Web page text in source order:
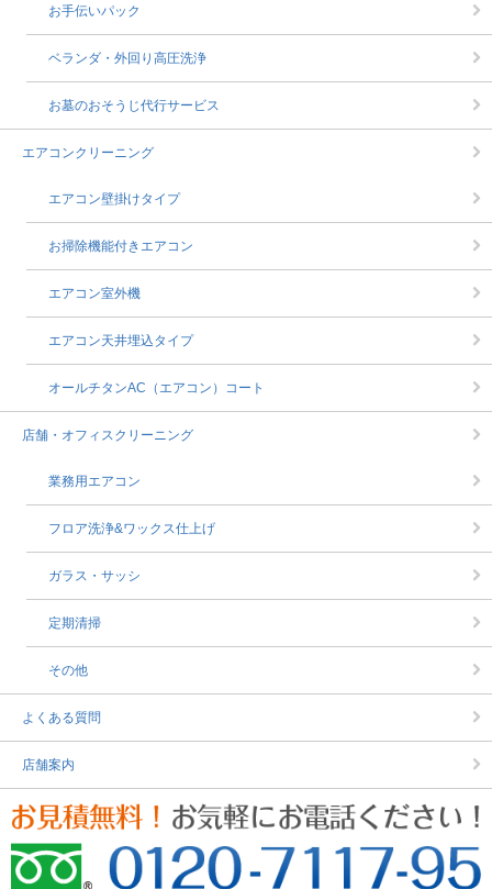
お手伝いパック
ベランダ・外回り高圧洗浄
お墓のおそうじ代行サービス
エアコンクリーニング
エアコン壁掛けタイプ
お掃除機能付きエアコン
エアコン室外機
エアコン天井埋込タイプ
オールチタンAC（エアコン）コート
店舗・オフィスクリーニング
業務用エアコン
フロア洗浄&ワックス仕上げ
ガラス・サッシ
定期清掃
その他
よくある質問
店舗案内